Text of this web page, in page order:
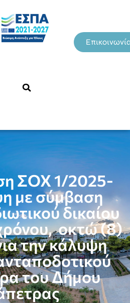
ΣΟΧ 1/2025-
με σύμβαση
δικαίου
οκτώ (8)
την κάλυψη
του Δήμου